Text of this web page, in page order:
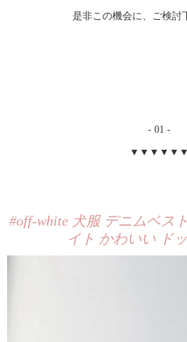
是非この機会に、ご検討
- 01 -
▼▼▼▼▼▼
#off-white 犬服 デニムベス
イト かわいい ド